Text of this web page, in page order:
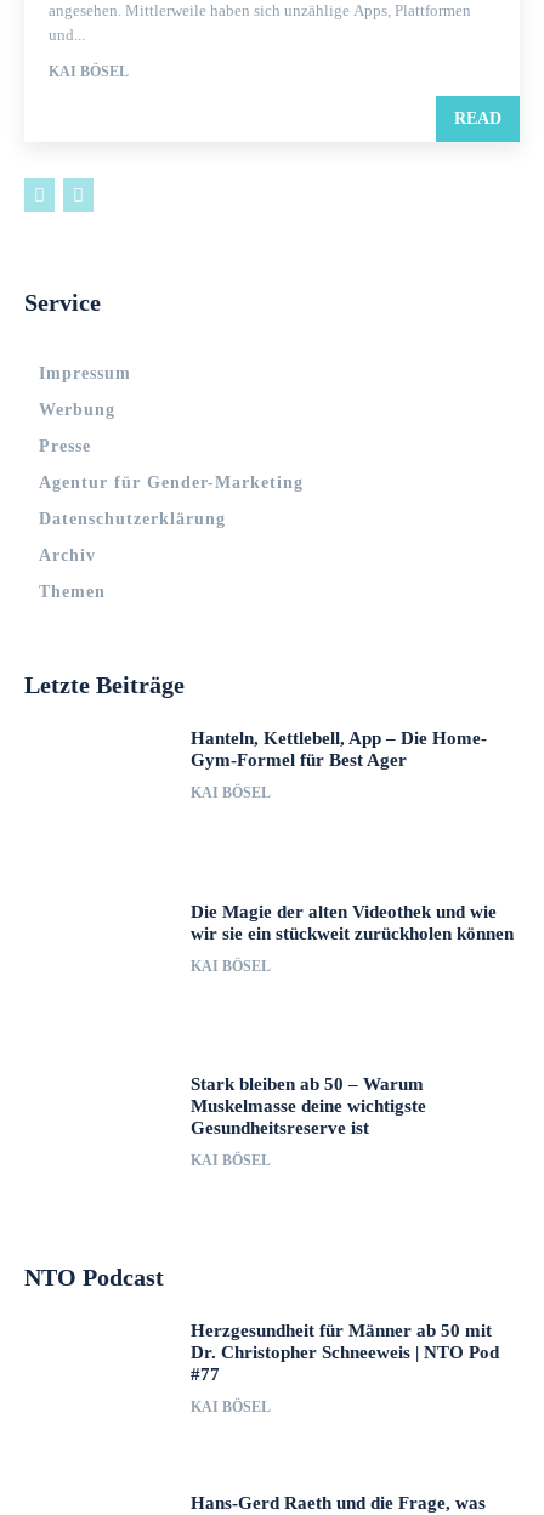
angesehen. Mittlerweile haben sich unzählige Apps, Plattformen
und...
KAI BÖSEL
READ
Service
Impressum
Werbung
Presse
Agentur für Gender-Marketing
Datenschutzerklärung
Archiv
Themen
Letzte Beiträge
Hanteln, Kettlebell, App – Die Home-
Gym-Formel für Best Ager
KAI BÖSEL
Die Magie der alten Videothek und wie
wir sie ein stückweit zurückholen können
KAI BÖSEL
Stark bleiben ab 50 – Warum
Muskelmasse deine wichtigste
Gesundheitsreserve ist
KAI BÖSEL
NTO Podcast
Herzgesundheit für Männer ab 50 mit
Dr. Christopher Schneeweis | NTO Pod
#77
KAI BÖSEL
Hans-Gerd Raeth und die Frage, was